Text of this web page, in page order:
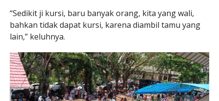
“Sedikit ji kursi, baru banyak orang, kita yang wali,
bahkan tidak dapat kursi, karena diambil tamu yang
lain,” keluhnya.